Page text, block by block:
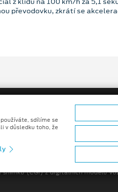
převodovku, zkrátí se
konečných zákazníků
(CGI) z digitálních modelů
sdílíme se
v důsledku toho, že